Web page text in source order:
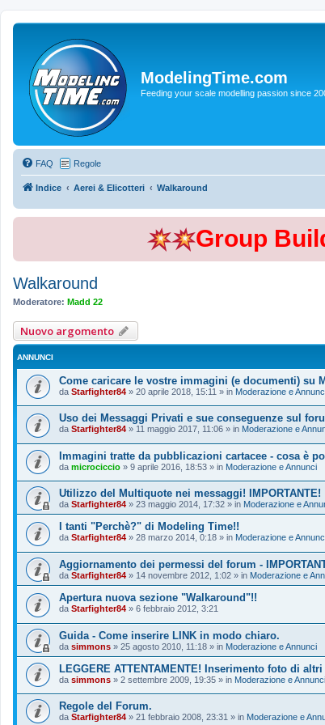
ModelingTime.com
Feeding your scale modelling passion since
FAQ Regole
Indice Aerei & Elicotteri Walkaround
Group
Walkaround
Moderatore: Madd 22
Nuovo argomento
ANNUNCI
Come caricare le vostre immagini (e documenti) su
da Starfighter84 » 20 aprile 2018, 15:11 » in Moderazione e
Uso dei Messaggi Privati e sue conseguenze sul
da Starfighter84 » 11 maggio 2017, 11:06 » in Moderazione e
Immagini tratte da pubblicazioni cartacee - cosa è
da microciccio » 9 aprile 2016, 18:53 » in Moderazione e Annunci
Utilizzo del Multiquote nei messaggi! IMPORTANTE!
da Starfighter84 » 23 maggio 2014, 17:32 » in Moderazione e
I tanti "Perchè?" di Modeling Time!!
da Starfighter84 » 28 marzo 2014, 0:18 » in Moderazione e
Aggiornamento dei permessi del forum -
da Starfighter84 » 14 novembre 2012, 1:02 » in Moderazione e
Apertura nuova sezione "Walkaround"!!
da Starfighter84 » 6 febbraio 2012, 3:21
Guida - Come inserire LINK in modo chiaro.
da simmons » 25 agosto 2010, 11:18 » in Moderazione e Annunci
LEGGERE ATTENTAMENTE! Inserimento foto di
da simmons » 2 settembre 2009, 19:35 » in Moderazione e Annunci
Regole del Forum.
da Starfighter84 » 21 febbraio 2008, 23:31 » in Moderazione e